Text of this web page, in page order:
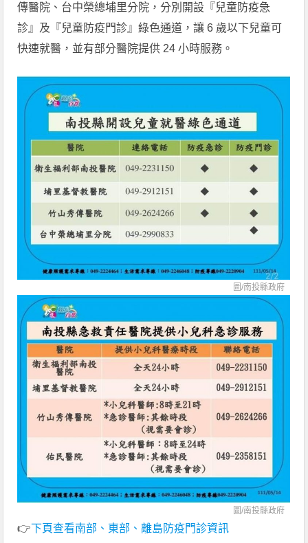
傳醫院、台中榮總埔里分院，分別開設『兒童防疫急
診』及『兒童防疫門診』綠色通道，讓 6 歲以下兒童可
快速就醫，並有部分醫院提供 24 小時服務。
圖/南投縣政府
圖/南投縣政府
👉下頁查看南部、東部、離島防疫門診資訊